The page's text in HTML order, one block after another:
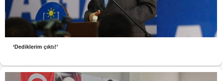
‘Dediklerim çıktı!’